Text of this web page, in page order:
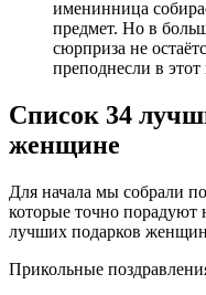
именинница
предмет. Но в
сюрприза не
преподнесли в
Список 34
женщине
Для начала мы собрали
которые точно порадуют
лучших подарков
Прикольные